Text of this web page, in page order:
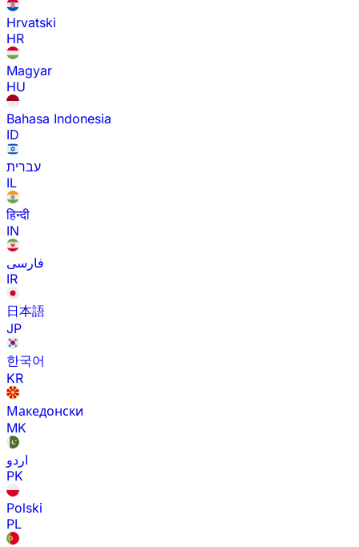
Hrvatski
HR
Magyar
HU
Bahasa Indonesia
ID
עברית
IL
हिन्दी
IN
فارسی
IR
日本語
JP
한국어
KR
Македонски
MK
اردو
PK
Polski
PL